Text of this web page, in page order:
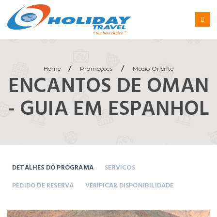
Home / Promoções / Médio Oriente
ENCANTOS DE OMAN
- GUIA EM ESPANHOL
DETALHES DO PROGRAMA
SERVICOS
PEDIDO DE RESERVA
VERIFICAR DISPONIBILIDADE